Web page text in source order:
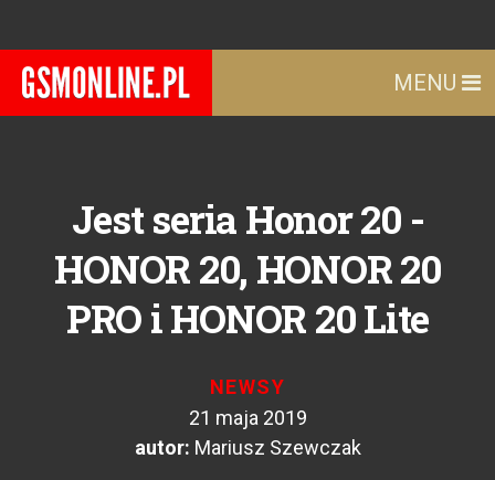
MENU
Jest seria Honor 20 -
HONOR 20, HONOR 20
PRO i HONOR 20 Lite
NEWSY
21 maja 2019
autor: Mariusz Szewczak